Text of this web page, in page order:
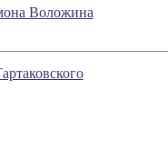
Воложина